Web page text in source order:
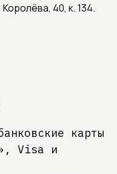
40, к. 134.
карты
Visa и